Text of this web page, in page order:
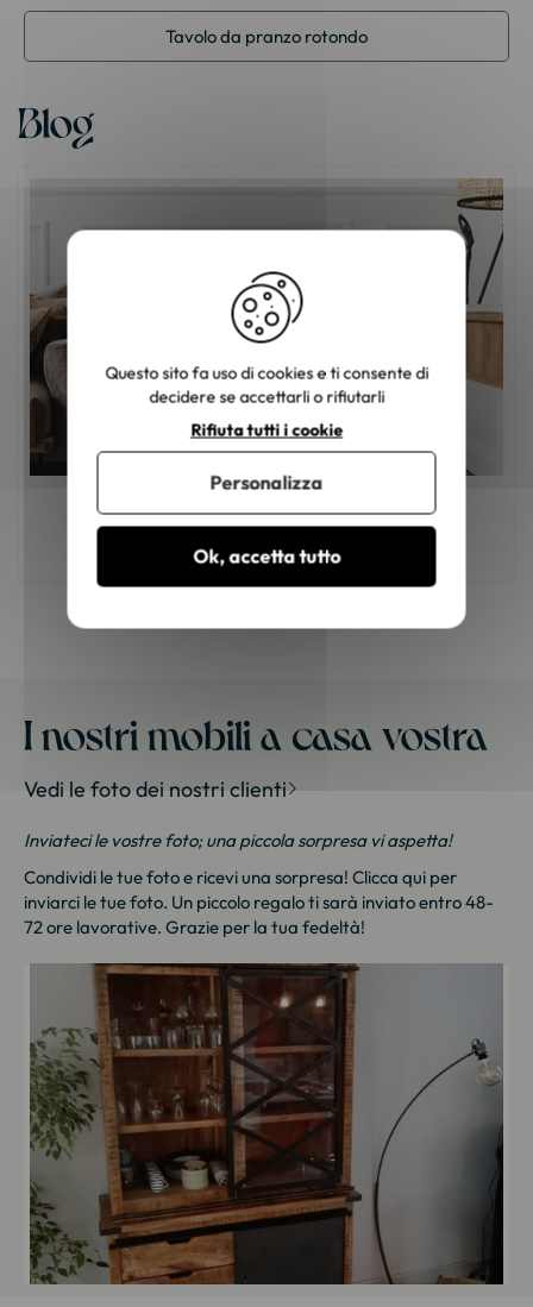
Tavolo da pranzo rotondo
Blog
Mobili in legno: come scegliere il colore
I nostri mobili a casa vostra
Vedi le foto dei nostri clienti
Inviateci le vostre foto; una piccola sorpresa vi aspetta!
Condividi le tue foto e ricevi una sorpresa! Clicca qui per
inviarci le tue foto. Un piccolo regalo ti sarà inviato entro 48-
72 ore lavorative. Grazie per la tua fedeltà!
Questo sito fa uso di cookies e ti consente di
decidere se accettarli o rifiutarli
Ok, accetta tutto
Rifiuta tutti i cookie
Personalizza